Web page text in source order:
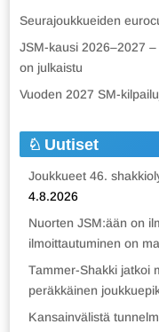
Seurajoukkueiden
JSM-kausi 2026–2027
on julkaistu
Vuoden 2027 SM-
Uutiset
Joukkueet 46.
4.8.2026
Nuorten JSM:ään on
ilmoittautuminen on
Tammer-Shakki jatkoi
peräkkäinen
Kansainvälistä